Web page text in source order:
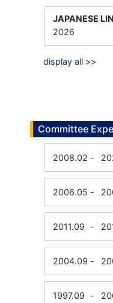
JAPANESE
2026
display all >>
Committee
2008.02 -
2006.05 -
2011.09 -
2004.09 -
1997.09 -